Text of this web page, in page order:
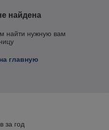
найдена
найти нужную вам
главную
за год